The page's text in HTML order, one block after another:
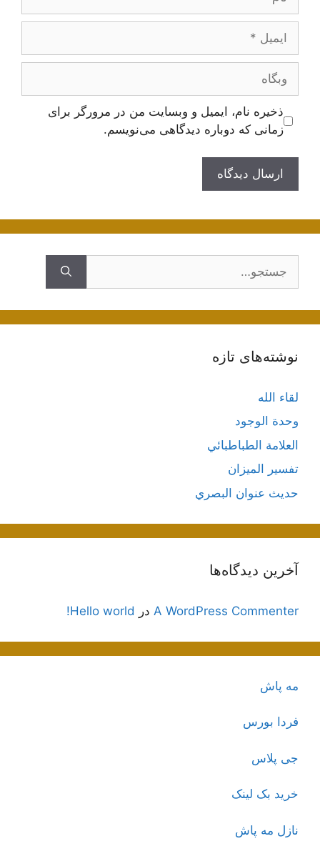
ایمیل
وبگاه
ذخیره نام، ایمیل و وبسایت من در مرورگر برای
زمانی که دوباره دیدگاهی می‌نویسم.
نوشته‌های تازه
لقاء الله
وحدة الوجود
العلامة الطباطبائي
تفسير الميزان
حديث عنوان البصري
آخرین دیدگاه‌ها
A WordPress Commenter در Hello world!
مه پاش
فردا بورس
جی پلاس
خرید بک لینک
نازل مه پاش